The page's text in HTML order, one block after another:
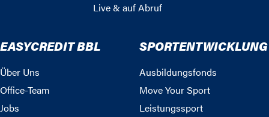
Live & auf Abruf
EASYCREDIT BBL
Über Uns
Office-Team
Jobs
SPORTENTWICKLUNG
Ausbildungsfonds
Move Your Sport
Leistungssport